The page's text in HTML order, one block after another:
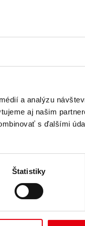
a analýzu
aj našim
s ďalšími
Štatistiky
na
DELTA Group)
sa
Budovy musia byť